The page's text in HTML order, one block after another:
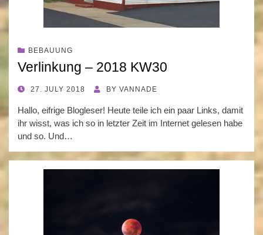
BEBAUUNG
Verlinkung – 2018 KW30
POSTED
27. JULY 2018 BY VANNADE
Hallo, eifrige Blogleser! Heute teile ich ein paar Links, damit
ihr wisst, was ich so in letzter Zeit im Internet gelesen habe
und so. Und…